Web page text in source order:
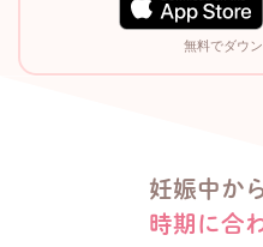
無料でダウ
妊娠中か
時期に合